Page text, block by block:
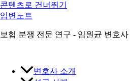
콘텐츠로 건너뛰기
임변노트
보험 분쟁 전문 연구 - 임원균 변호사
변호사 소개